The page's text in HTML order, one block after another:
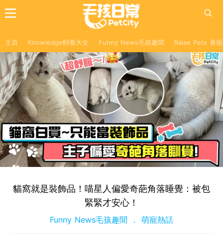
主頁 Knowledge飼養大全 Funny News毛孩趣聞 Raise Pets 養
貓窩就是裝飾品！喵星人偏愛奇葩角落睡覺：被包
緊緊才安心！
Funny News毛孩趣聞 萌寵熱話